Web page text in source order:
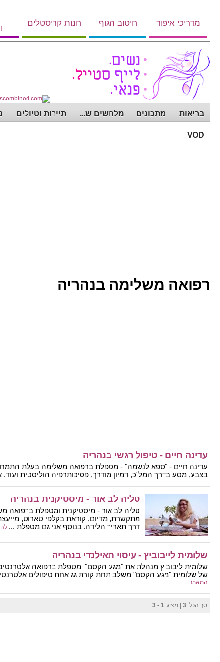
מדריכי איפור חיטוב הגוף חנות קריסטלים
בריאות מתכונים מלחשים ש... תיירות וטיולים
VOD
רפואה משלימה בנהריה
עדינה חיים - טיפול רגשי בנהריה
עדינה חיים - "ספא לנשמה" - מטפלת ברפואה משלימה בעלת
בצבע, מסע בדרך המל"כ, דמיון מודרך, פסיכותרפיה הוליסטית ועוד.
טליה לב אור - מיסטיקנית בנהריה
טליה לב אור - מיסטיקנית ומטפלת ברפואה
מתקשרת, מדיום, קוראת בקלפי טארוט,
דרך תאריך הלידה. בנוסף אני גם מטפלת ...
שלומית לייבוביץ - עיסוי תאילנדי בנהריה
של שלומית "מגע הקסם" משלב תחת קורת גג אחת טיפולים
המאמר
סך הכל: 3 | מציג: 1 - 3